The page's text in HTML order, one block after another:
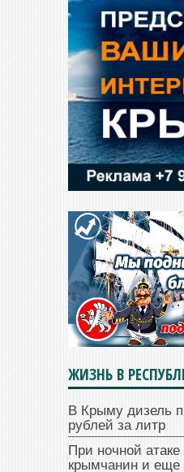
ЖИЗНЬ В
В Крыму дизель
рублей за литр
При ночной
крымчанин и еще